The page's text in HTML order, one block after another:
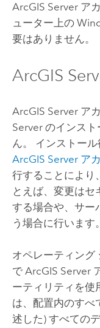
ArcGIS Serverア
ューター上の
要はありません。
ArcGIS
ArcGIS Serverア
Serverのインスト
ん。 インストー
ArcGIS Serverア
行することにより
とえば、変更はセ
する場合や、サー
う場合に行います。
オペレーティング
で ArcGIS Server
ーティリティを使
は、配置内のすべ
述した) すべての